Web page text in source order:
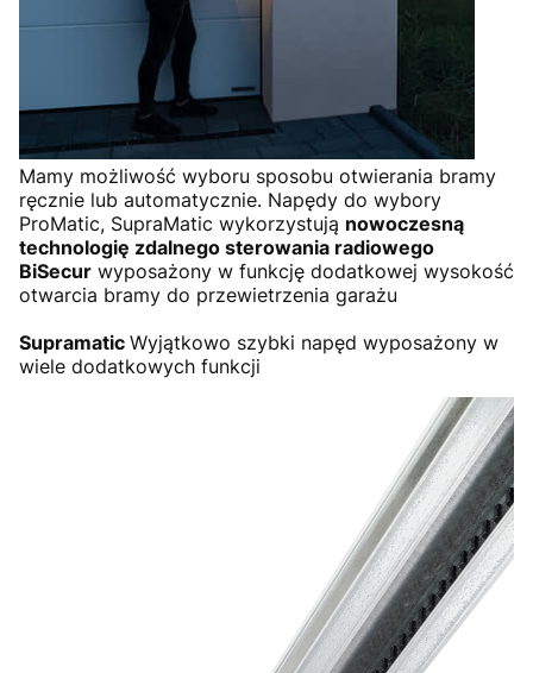
Mamy możliwość wyboru sposobu otwierania bramy
ręcznie lub automatycznie. Napędy do wybory
ProMatic, SupraMatic wykorzystują nowoczesną
technologię zdalnego sterowania radiowego
BiSecur wyposażony w funkcję dodatkowej wysokość
otwarcia bramy do przewietrzenia garażu
Supramatic Wyjątkowo szybki napęd wyposażony w
wiele dodatkowych funkcji